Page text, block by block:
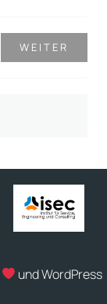
WEITER
und WordPress